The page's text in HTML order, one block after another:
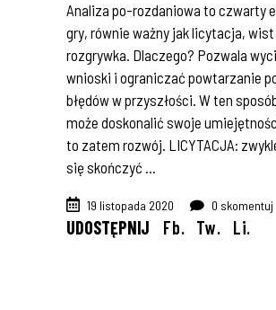
Analiza po-rozdaniowa to czwarty
gry, równie ważny jak licytacja,
rozgrywka. Dlaczego? Pozwala
wnioski i ograniczać powtarzanie
błędów w przyszłości. W ten
może doskonalić swoje
to zatem rozwój. LICYTACJA:
się skończyć
19 listopada 2020 0 skomentuj
UDOSTĘPNIJ Fb. Tw. Li.